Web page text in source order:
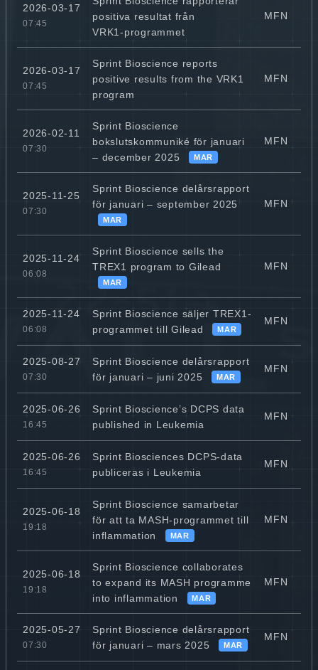
2026-03-17
07:45
positiva resultat från
VRK1‑programmet
MFN
2026-03-17
07:45
Sprint Bioscience reports
positive results from the VRK1
program
MFN
2026-02-11
07:30
Sprint Bioscience
bokslutskommuniké för januari
– december 2025
MAR
MFN
2025-11-25
07:30
Sprint Bioscience delårsrapport
för januari – september 2025
MAR
MFN
2025-11-24
06:08
Sprint Bioscience sells the
TREX1 program to Gilead
MAR
MFN
2025-11-24
06:08
Sprint Bioscience säljer TREX1-
programmet till Gilead
MAR
MFN
2025-08-27
07:30
Sprint Bioscience delårsrapport
för januari – juni 2025
MAR
MFN
2025-06-26
16:45
Sprint Bioscience’s DCPS data
published in Leukemia
MFN
2025-06-26
16:45
Sprint Biosciences DCPS-data
publiceras i Leukemia
MFN
2025-06-18
19:18
Sprint Bioscience samarbetar
för att ta MASH-programmet till
inflammation
MAR
MFN
2025-06-18
19:18
Sprint Bioscience collaborates
to expand its MASH programme
into inflammation
MAR
MFN
2025-05-27
07:30
Sprint Bioscience delårsrapport
för januari – mars 2025
MAR
MFN